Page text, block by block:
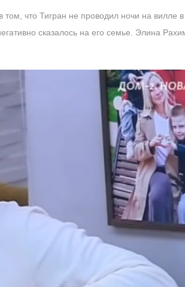
что Тигран не проводил ночи на вилле
сказалось на его семье. Элина